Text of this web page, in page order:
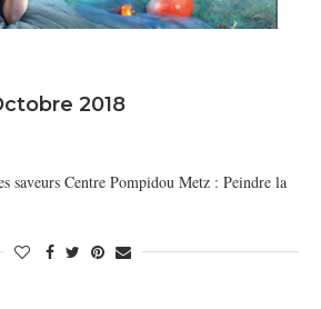
2018
saveurs Centre Pompidou Metz : Peindre la